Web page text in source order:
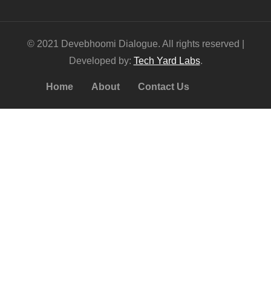
© 2021 Devebhoomi Dialogue. All rights reserved |
Developed by: Tech Yard Labs.
Home About Contact Us